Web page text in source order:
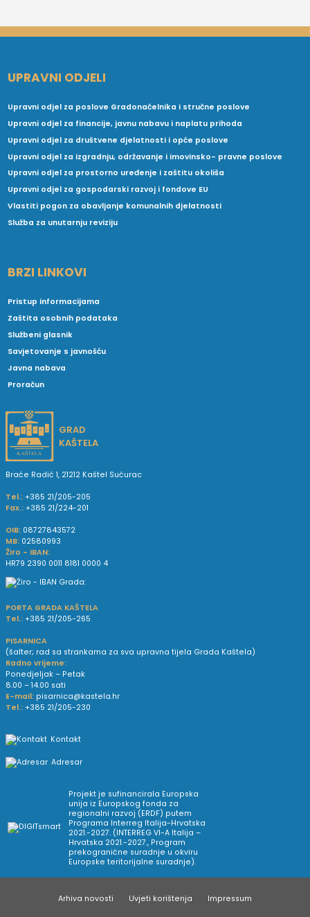
UPRAVNI ODJELI
Upravni odjel za poslove Gradonačelnika i stručne poslove
Upravni odjel za financije, javnu nabavu i naplatu prihoda
Upravni odjel za društvene djelatnosti i opće poslove
Upravni odjel za izgradnju, održavanje i imovinsko- pravne poslove
Upravni odjel za prostorno uređenje i zaštitu okoliša
Upravni odjel za gospodarski razvoj i fondove EU
Vlastiti pogon za obavljanje komunalnih djelatnosti
Služba za unutarnju reviziju
BRZI LINKOVI
Pristup informacijama
Zaštita osobnih podataka
Službeni glasnik
Savjetovanje s javnošću
Javna nabava
Proračun
GRAD
KAŠTELA
Braće Radić 1, 21212 Kaštel Sućurac
Tel.: +385 21/205-205
Fax.: +385 21/224-201
OIB: 08727843572
MB: 02580993
Žiro - IBAN:
HR79 2390 0011 8181 0000 4
PORTA GRADA KAŠTELA
Tel.: +385 21/205-265
PISARNICA
(šalter; rad sa strankama za sva upravna tijela Grada Kaštela)
Radno vrijeme:
Ponedjeljak – Petak
8.00 – 14.00 sati
E-mail: pisarnica@kastela.hr
Tel.: +385 21/205-230
Kontakt
Adresar
Projekt je sufinancirala Europska
unija iz Europskog fonda za
regionalni razvoj (ERDF) putem
Programa Interreg Italija-Hrvatska
2021.-2027. (INTERREG VI-A Italija –
Hrvatska 2021.-2027., Program
prekogranične suradnje u okviru
Europske teritorijalne suradnje).
Arhiva novosti Uvjeti korištenja Impressum